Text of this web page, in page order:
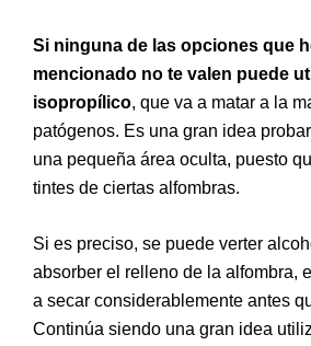
Si ninguna de las opciones que
mencionado no te valen puede
isopropílico, que va a matar a la
patógenos. Es una gran idea
una pequeña área oculta, puesto
tintes de ciertas alfombras.
Si es preciso, se puede verter
absorber el relleno de la alfombra,
a secar considerablemente antes
Continúa siendo una gran idea